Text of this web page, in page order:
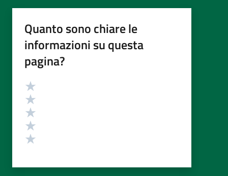
Quanto sono chiare le
informazioni su questa
pagina?
Valutazione